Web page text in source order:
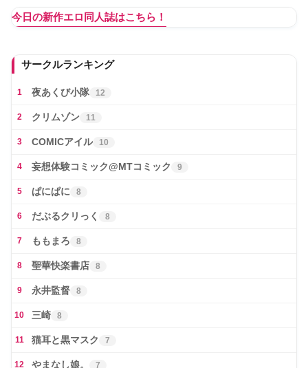
今日の新作エロ同人誌はこちら！
サークルランキング
1 夜あくび小隊 12
2 クリムゾン 11
3 COMICアイル 10
4 妄想体験コミック@MTコミック 9
5 ぱにぱに 8
6 だぶるクリっく 8
7 ももまろ 8
8 聖華快楽書店 8
9 永井監督 8
10 三崎 8
11 猫耳と黒マスク 7
12 やまなし娘。 7